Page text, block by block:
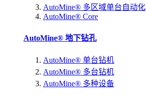
AutoMine® 多区域单台自动化
AutoMine® Core
AutoMine® 地下钻孔
AutoMine® 单台钻机
AutoMine® 多台钻机
AutoMine® 多种设备